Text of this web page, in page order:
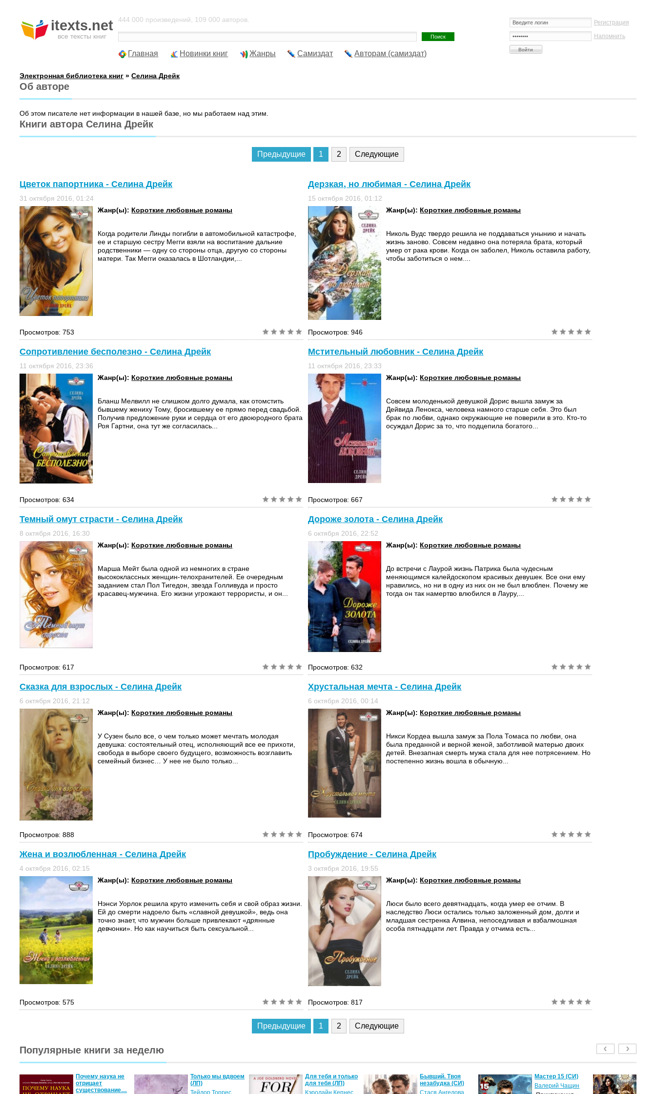
itexts.net
все тексты книг
Регистрация
Напомнить
444 000 произведений, 109 000 авторов.
Главная Новинки книг Жанры Самиздат Авторам (самиздат)
Электронная библиотека книг »Селина Дрейк
Об авторе
Об этом писателе нет информации в нашей базе, но мы работаем над этим.
Книги автора Селина Дрейк
Предыдущие 1 2 Следующие
Цветок папортника - Селина Дрейк
31 октября 2016, 01:24
Жанр(ы): Короткие любовные романы
Когда родители Линды погибли в автомобильной катастрофе,
ее и старшую сестру Мегги взяли на воспитание дальние
родственники — одну со стороны отца, другую со стороны
матери. Так Мегги оказалась в Шотландии,...
Просмотров: 753
Дерзкая, но любимая - Селина Дрейк
15 октября 2016, 01:12
Жанр(ы): Короткие любовные романы
Николь Вудс твердо решила не поддаваться унынию и начать
жизнь заново. Совсем недавно она потеряла брата, который
умер от рака крови. Когда он заболел, Николь оставила работу,
чтобы заботиться о нем....
Просмотров: 946
Сопротивление бесполезно - Селина Дрейк
11 октября 2016, 23:36
Жанр(ы): Короткие любовные романы
Бланш Мелвилл не слишком долго думала, как отомстить
бывшему жениху Тому, бросившему ее прямо перед свадьбой.
Получив предложение руки и сердца от его двоюродного брата
Роя Гартни, она тут же согласилась...
Просмотров: 634
Мстительный любовник - Селина Дрейк
11 октября 2016, 23:33
Жанр(ы): Короткие любовные романы
Совсем молоденькой девушкой Дорис вышла замуж за
Дейвида Ленокса, человека намного старше себя. Это был
брак по любви, однако окружающие не поверили в это. Кто-то
осуждал Дорис за то, что подцепила богатого...
Просмотров: 667
Темный омут страсти - Селина Дрейк
8 октября 2016, 16:30
Жанр(ы): Короткие любовные романы
Марша Мейт была одной из немногих в стране
высококлассных женщин-телохранителей. Ее очередным
заданием стал Пол Тигедон, звезда Голливуда и просто
красавец-мужчина. Его жизни угрожают террористы, и он...
Просмотров: 617
Дороже золота - Селина Дрейк
6 октября 2016, 22:52
Жанр(ы): Короткие любовные романы
До встречи с Лаурой жизнь Патрика была чудесным
меняющимся калейдоскопом красивых девушек. Все они ему
нравились, но ни в одну из них он не был влюблен. Почему же
тогда он так намертво влюбился в Лауру,...
Просмотров: 632
Сказка для взрослых - Селина Дрейк
6 октября 2016, 21:12
Жанр(ы): Короткие любовные романы
У Сузен было все, о чем только может мечтать молодая
девушка: состоятельный отец, исполняющий все ее прихоти,
свобода в выборе своего будущего, возможность возглавить
семейный бизнес… У нее не было только...
Просмотров: 888
Хрустальная мечта - Селина Дрейк
6 октября 2016, 00:14
Жанр(ы): Короткие любовные романы
Никси Кордеа вышла замуж за Пола Томаса по любви, она
была преданной и верной женой, заботливой матерью двоих
детей. Внезапная смерть мужа стала для нее потрясением. Но
постепенно жизнь вошла в обычную...
Просмотров: 674
Жена и возлюбленная - Селина Дрейк
4 октября 2016, 02:15
Жанр(ы): Короткие любовные романы
Нэнси Уорлок решила круто изменить себя и свой образ жизни.
Ей до смерти надоело быть «славной девушкой», ведь она
точно знает, что мужчин больше привлекают «дрянные
девчонки». Но как научиться быть сексуальной...
Просмотров: 575
Пробуждение - Селина Дрейк
3 октября 2016, 19:55
Жанр(ы): Короткие любовные романы
Люси было всего девятнадцать, когда умер ее отчим. В
наследство Люси остались только заложенный дом, долги и
младшая сестренка Алвина, непоседливая и взбалмошная
особа пятнадцати лет. Правда у отчима есть...
Просмотров: 817
Предыдущие 1 2 Следующие
Популярные книги за неделю
Почему наука не
отрицает
существование…
Только мы вдвоем
(ЛП)
Тейлор Торрес
Для тебя и только
для тебя (ЛП)
Кэролайн Кепнес
Бывший. Твоя
незабудка (СИ)
Стася Ангелова
Мастер 15 (СИ)
Валерий Чащин